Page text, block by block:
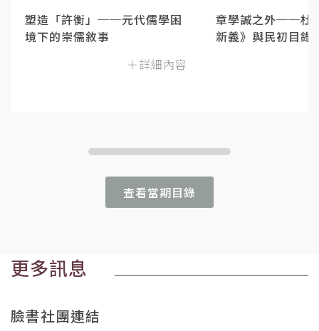
塑造「許衡」──元代儒學困
境下的崇儒敘事
＋詳細內容
章學誠之外──杜
新義》與民初目錄
查看當期目錄
更多訊息
臉書社團連結